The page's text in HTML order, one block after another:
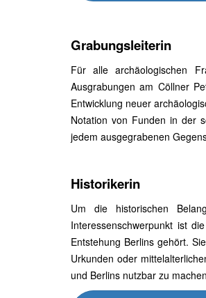
Grabungsleiterin
Für alle archäologischen
Ausgrabungen am Cöllner
Entwicklung neuer
Notation von Funden in der
jedem ausgegrabenen
Historikerin
Um die historischen
Interessenschwerpunkt ist
Entstehung Berlins gehört.
Urkunden oder
und Berlins nutzbar zu